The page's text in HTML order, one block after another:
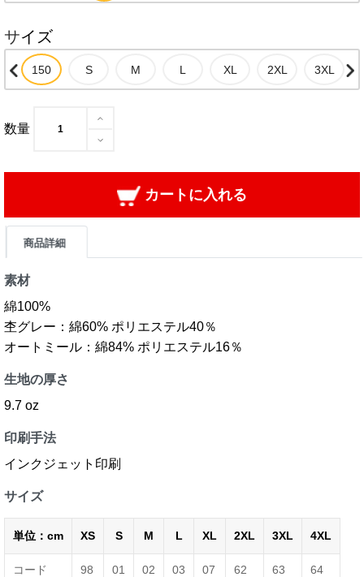
サイズ
数量
カートに入れる
商品詳細
素材
綿100%
杢グレー：綿60% ポリエステル40％
オートミール：綿84% ポリエステル16％
生地の厚さ
9.7 oz
印刷手法
インクジェット印刷
サイズ
単位：cm XS S M L XL 2XL 3XL 4XL
コード 98 01 02 03 07 62 63 64